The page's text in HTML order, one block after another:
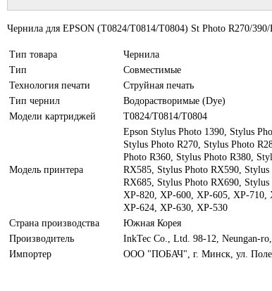
Чернила для EPSON (Т0824/T0814/T0804) St Photo R270/
Тип товара
Чернила
Тип
Совместимые
Технология печати
Струйная печать
Тип чернил
Водорастворимые (Dye)
Модели картриджей
T0824/T0814/T0804
Модель принтера
Epson Stylus Photo 1390, Stylus
Stylus Photo R270, Stylus Photo
Photo R360, Stylus Photo R380,
RX585, Stylus Photo RX590,
RX685, Stylus Photo RX690,
XP-820, XP-600, XP-605, XP-710,
XP-624, XP-630, XP-530
Страна производства
Южная Корея
Производитель
InkTec Co., Ltd. 98-12, Neungan-
Импортер
ООО "ПОБАЧ", г. Минск, ул.